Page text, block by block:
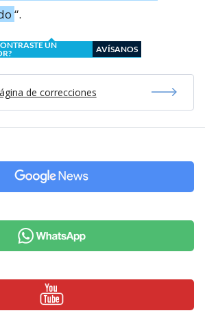
“.
UN
AVÍSANOS
de correcciones